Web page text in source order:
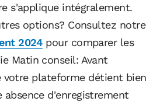
s'applique intégralement.
options? Consultez notre
2024pour comparer les
Matin conseil: Avant
votre plateforme détient bien
absence d'enregistrement